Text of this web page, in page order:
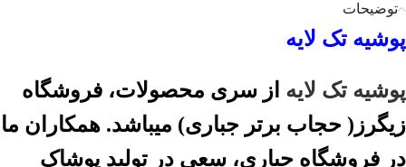
توضیحات
پوشیه تک لایه
پوشیه تک لایه از سری محصولات، فروشگاه
زیگرز( حجاب برتر جباری) میباشد. همکاران ما
در فروشگاه جباری، سعی در تولید پوشاک